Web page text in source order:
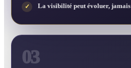
✓ La visibilité peut évoluer,
03